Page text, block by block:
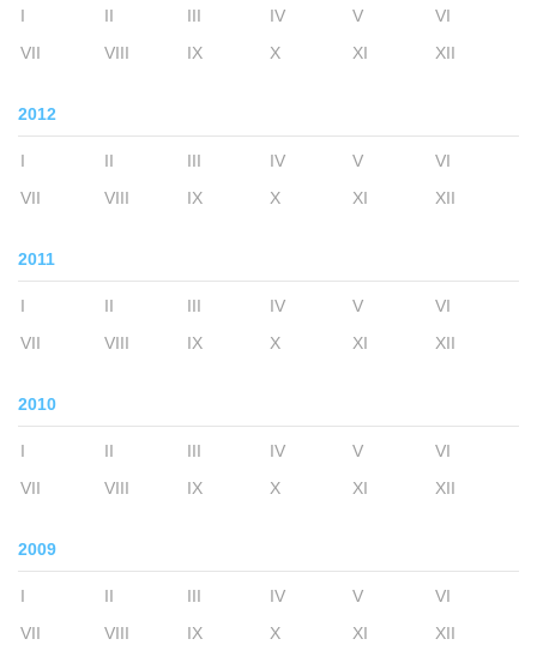
I II III IV V
VI
VII
VIII IX X XI XII
2012
I II III IV V
VI
VII
VIII IX X XI XII
2011
I II III IV V
VI
VII
VIII IX X XI XII
2010
I II III IV V
VI
VII
VIII IX X XI XII
2009
I II III IV V
VI
VII
VIII IX X XI XII